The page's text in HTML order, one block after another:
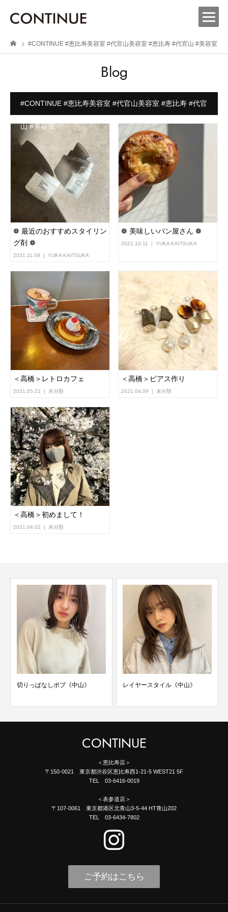
#CONTINUE #恵比寿美容室 #代官山美容室 #恵比寿 #代官山 #美容室
Blog
#CONTINUE #恵比寿美容室 #代官山美容室 #恵比寿 #代官
山 #美容室
❁︎ 最近のおすすめスタイリン
グ剤 ❁︎
2021.11.09 YUKA KAITSUKA
❁︎ 美味しいパン屋さん ❁︎
2021.10.11 YUKA KAITSUKA
＜高橋＞レトロカフェ
2021.05.21 未分類
＜高橋＞ピアス作り
2021.04.09 未分類
＜高橋＞初めまして！
2021.04.01 未分類
切りっぱなしボブ《中山》 レイヤースタイル《中山》
CONTINUE
＜恵比寿店＞
〒150-0021 東京都渋谷区恵比寿西1-21-5 WEST21 5F
TEL 03-6416-0019
＜表参道店＞
〒107-0061 東京都港区北青山3-5-44 HT青山202
TEL 03-6434-7802
ご予約はこちら